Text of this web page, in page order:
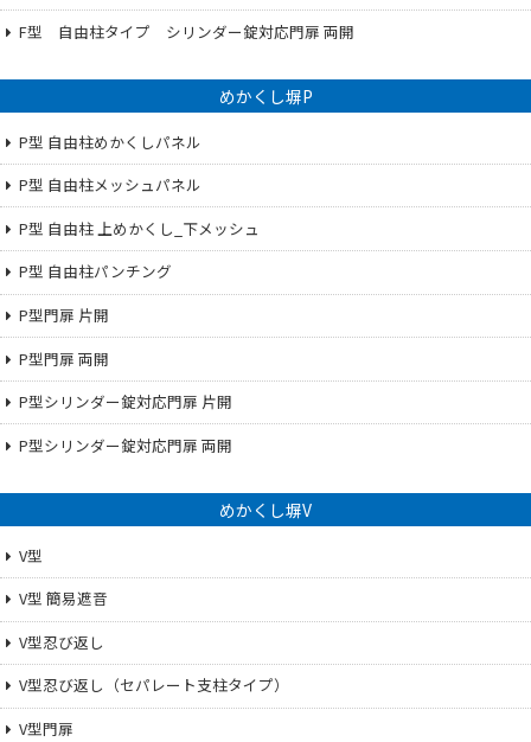
F型 自由柱タイプ シリンダー錠対応門扉 両開
めかくし塀P
P型 自由柱めかくしパネル
P型 自由柱メッシュパネル
P型 自由柱 上めかくし_下メッシュ
P型 自由柱パンチング
P型門扉 片開
P型門扉 両開
P型シリンダー錠対応門扉 片開
P型シリンダー錠対応門扉 両開
めかくし塀V
V型
V型 簡易遮音
V型忍び返し
V型忍び返し（セパレート支柱タイプ）
V型門扉